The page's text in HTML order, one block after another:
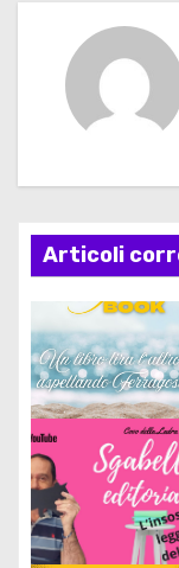
a
z
o
n
e
a
r
Articoli